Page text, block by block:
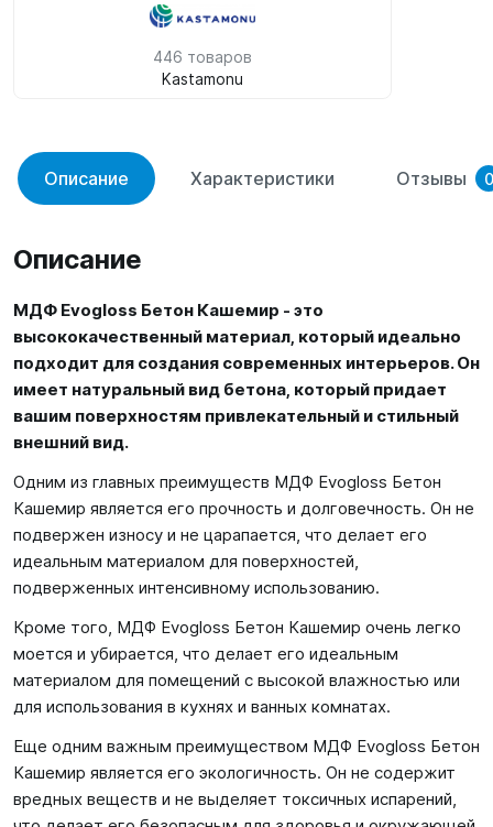
446 товаров
Kastamonu
Описание Характеристики Отзывы 0
Описание
МДФ Evogloss Бетон Кашемир - это
высококачественный материал, который идеально
подходит для создания современных интерьеров. Он
имеет натуральный вид бетона, который придает
вашим поверхностям привлекательный и стильный
внешний вид.
Одним из главных преимуществ МДФ Evogloss Бетон
Кашемир является его прочность и долговечность. Он не
подвержен износу и не царапается, что делает его
идеальным материалом для поверхностей,
подверженных интенсивному использованию.
Кроме того, МДФ Evogloss Бетон Кашемир очень легко
моется и убирается, что делает его идеальным
материалом для помещений с высокой влажностью или
для использования в кухнях и ванных комнатах.
Еще одним важным преимуществом МДФ Evogloss Бетон
Кашемир является его экологичность. Он не содержит
вредных веществ и не выделяет токсичных испарений,